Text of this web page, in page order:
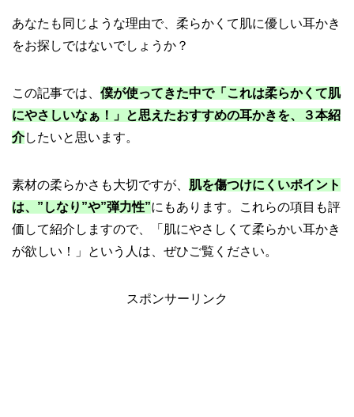
あなたも同じような理由で、柔らかくて肌に優しい耳かき
をお探しではないでしょうか？
この記事では、 僕が使ってきた中で「これは柔らかくて肌
にやさしいなぁ！」と思えたおすすめの耳かきを、３本紹
介したいと思います。
素材の柔らかさも大切ですが、 肌を傷つけにくいポイント
は、”しなり”や”弾力性”にもあります。これらの項目も評
価して紹介しますので、「肌にやさしくて柔らかい耳かき
が欲しい！」という人は、ぜひご覧ください。
スポンサーリンク